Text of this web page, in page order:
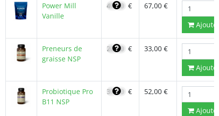
Power Mill
Vanille
47,90 € 67,00 €
Preneurs de
graisse NSP
23,40 € 33,00 €
Probiotique Pro
B11 NSP
37,10 € 52,00 €